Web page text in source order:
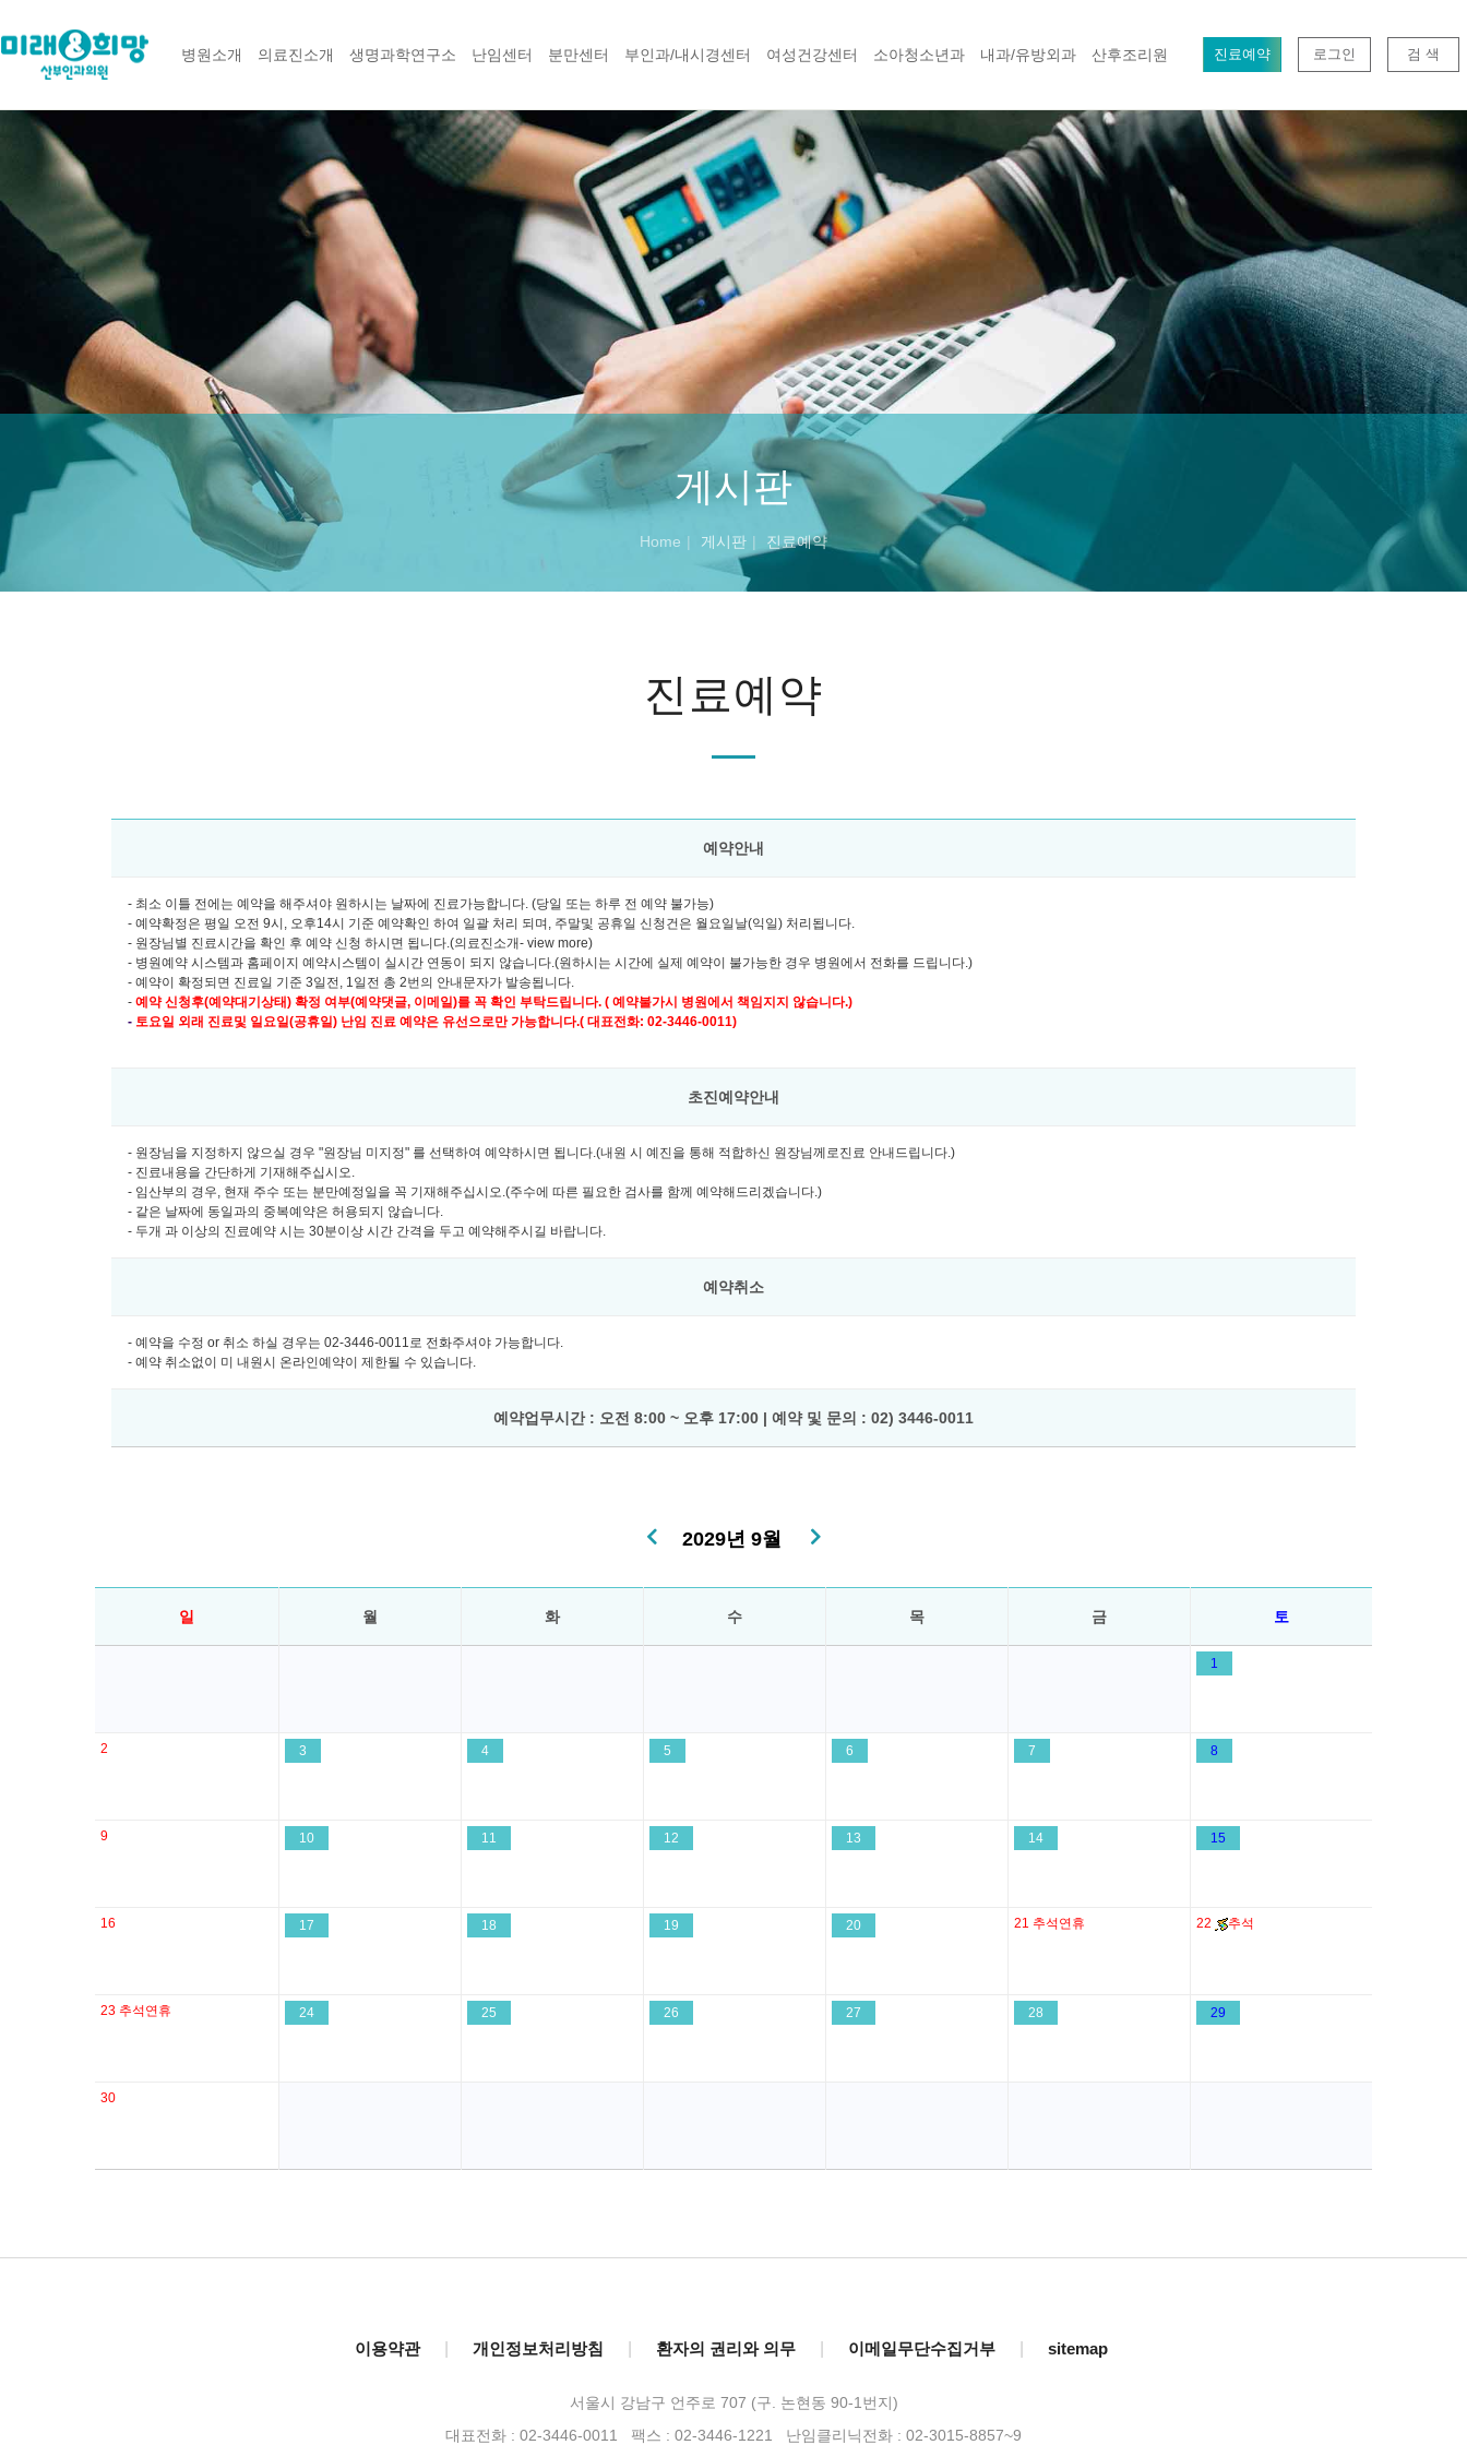
병원소개 의료진소개 생명과학연구소 난임센터 분만센터 부인과/내시경센터 여성건강센터 소아청소년과 내과/유방외과 산후조리원 진료예약 로그인 검 색
게시판
Home 게시판 진료예약
진료예약
예약안내
- 최소 이틀 전에는 예약을 해주셔야 원하시는 날짜에 진료가능합니다. (당일 또는 하루 전 예약 불가능)
- 예약확정은 평일 오전 9시, 오후14시 기준 예약확인 하여 일괄 처리 되며, 주말및 공휴일 신청건은 월요일날(익일) 처리됩니다.
- 원장님별 진료시간을 확인 후 예약 신청 하시면 됩니다.(의료진소개- view more)
- 병원예약 시스템과 홈페이지 예약시스템이 실시간 연동이 되지 않습니다.(원하시는 시간에 실제 예약이 불가능한 경우 병원에서 전화를 드립니다.)
- 예약이 확정되면 진료일 기준 3일전, 1일전 총 2번의 안내문자가 발송됩니다.
- 예약 신청후(예약대기상태) 확정 여부(예약댓글, 이메일)를 꼭 확인 부탁드립니다. ( 예약불가시 병원에서 책임지지 않습니다.)
- 토요일 외래 진료및 일요일(공휴일) 난임 진료 예약은 유선으로만 가능합니다.( 대표전화: 02-3446-0011)
초진예약안내
- 원장님을 지정하지 않으실 경우 "원장님 미지정" 를 선택하여 예약하시면 됩니다.(내원 시 예진을 통해 적합하신 원장님께로진료 안내드립니다.)
- 진료내용을 간단하게 기재해주십시오.
- 임산부의 경우, 현재 주수 또는 분만예정일을 꼭 기재해주십시오.(주수에 따른 필요한 검사를 함께 예약해드리겠습니다.)
- 같은 날짜에 동일과의 중복예약은 허용되지 않습니다.
- 두개 과 이상의 진료예약 시는 30분이상 시간 간격을 두고 예약해주시길 바랍니다.
예약취소
- 예약을 수정 or 취소 하실 경우는 02-3446-0011로 전화주셔야 가능합니다.
- 예약 취소없이 미 내원시 온라인예약이 제한될 수 있습니다.
예약업무시간 : 오전 8:00 ~ 오후 17:00 | 예약 및 문의 : 02) 3446-0011
2029년 9월
일 월 화 수 목 금 토
1
2 3 4 5 6 7 8
9 10 11 12 13 14 15
16 17 18 19 20 21 추석연휴 22 추석
23 추석연휴 24 25 26 27 28 29
30
이용약관 개인정보처리방침 환자의 권리와 의무 이메일무단수집거부 sitemap
서울시 강남구 언주로 707 (구. 논현동 90-1번지)
대표전화 : 02-3446-0011 팩스 : 02-3446-1221 난임클리닉전화 : 02-3015-8857~9